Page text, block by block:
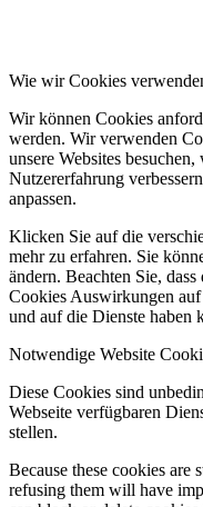
Wie wir Cookies
Wir können Cookies
werden. Wir verwenden
unsere Websites
Nutzererfahrung
anpassen.
Klicken Sie auf die
mehr zu erfahren. Sie
ändern. Beachten Sie,
Cookies Auswirkungen
und auf die Dienste haben
Notwendige Website
Diese Cookies sind
Webseite verfügbaren
stellen.
Because these cookies are
refusing them will have